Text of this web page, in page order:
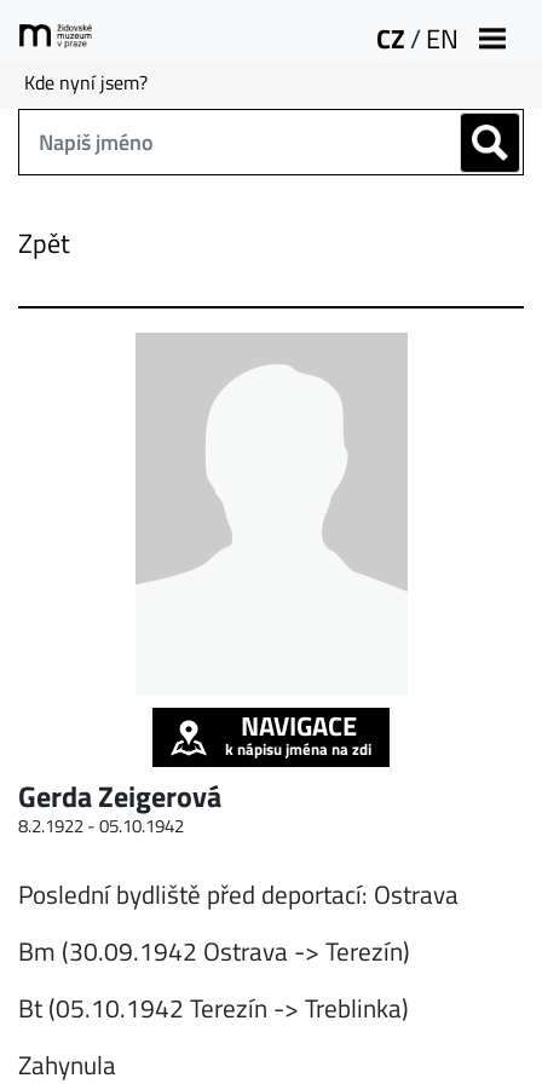
CZ/EN
Kde nyní jsem?
Zpět
NAVIGACE
k nápisu jména na zdi
Gerda Zeigerová
8.2.1922 -05.10.1942
Poslední bydliště před deportací: Ostrava
Bm (30.09.1942 Ostrava -> Terezín)
Bt (05.10.1942 Terezín -> Treblinka)
Zahynula